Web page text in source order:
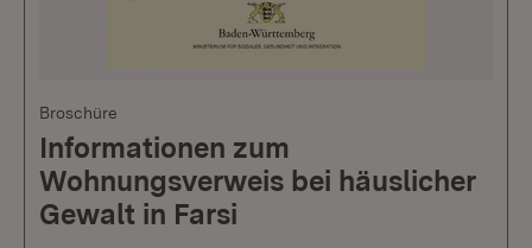
Broschüre
Informationen zum
Wohnungsverweis bei häuslicher
Gewalt in Farsi